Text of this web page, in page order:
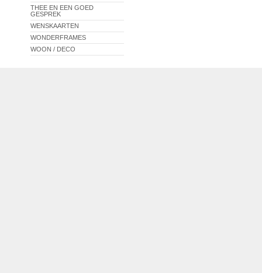
THEE EN EEN GOED
GESPREK
WENSKAARTEN
WONDERFRAMES
WOON / DECO